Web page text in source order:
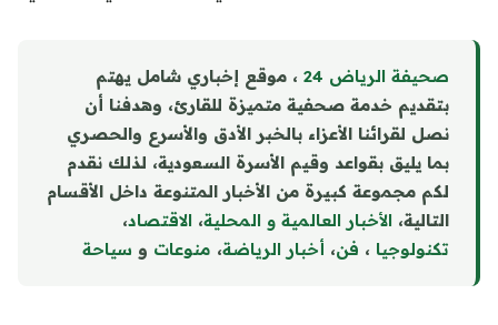
صحيفة الرياض 24
، موقع إخباري شامل يهتم
بتقديم خدمة صحفية متميزة للقارئ، وهدفنا أن
نصل لقرائنا الأعزاء بالخبر الأدق والأسرع والحصري
بما يليق بقواعد وقيم الأسرة السعودية، لذلك نقدم
لكم مجموعة كبيرة من الأخبار المتنوعة داخل الأقسام
التالية، الأخبار العالمية و المحلية، الاقتصاد،
تكنولوجيا ، فن، أخبار الرياضة، منوعات و سياحة